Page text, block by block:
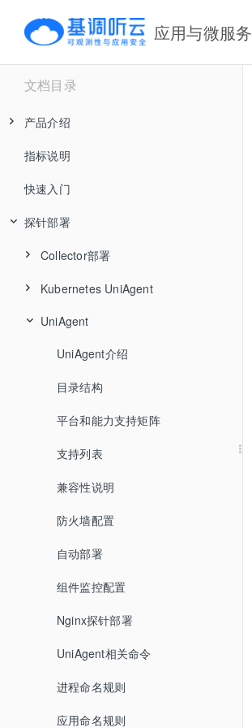
应用与微服务
文档目录
产品介绍
产品价值及典型场景
核心优势
工作原理
产品架构
安全和可靠性
指标说明
快速入门
探针部署
Collector部署
Collector在线部署
APM Collector离线部署
Collector配置
Kubernetes UniAgent
支持列表
安装
私有镜像仓库部署
监控Ingress
禁用
配置
升级
卸载
常见问题
UniAgent
UniAgent介绍
目录结构
平台和能力支持矩阵
支持列表
兼容性说明
防火墙配置
自动部署
组件监控配置
Nginx探针部署
UniAgent相关命令
进程命名规则
应用命名规则